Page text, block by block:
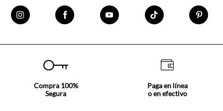
Compra 100%
Segura
Paga en línea
o en efectivo